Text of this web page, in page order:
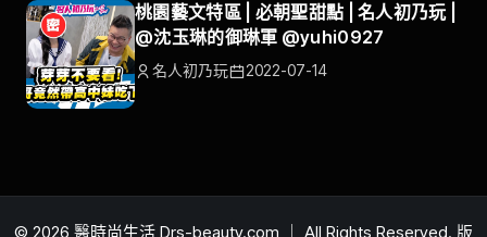
桃園藝文特區 | 必朝聖甜點 | 名人初乃玩 |
@沈玉琳的御琳軍 @yuhi0927
名人初乃玩 2022-07-14
© 2026 醫時尚生活 Drs-beauty.com ｜ All Rights Reserved. 版